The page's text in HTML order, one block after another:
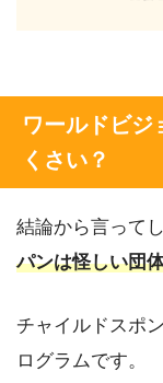
ワールドビジ
くさい？
結論から言って
パンは怪しい団
チャイルドスポ
ログラムです。